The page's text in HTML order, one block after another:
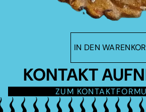
IN DEN
KONTAKT
ZUM